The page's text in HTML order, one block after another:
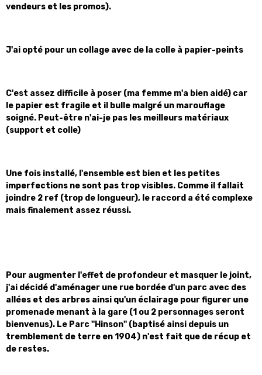
vendeurs et les promos).
J'ai opté pour un collage avec de la colle à papier-peints
C'est assez difficile à poser (ma femme m'a bien aidé) car
le papier est fragile et il bulle malgré un marouflage
soigné. Peut-être n'ai-je pas les meilleurs matériaux
(support et colle)
Une fois installé, l'ensemble est bien et les petites
imperfections ne sont pas trop visibles. Comme il fallait
joindre 2 ref (trop de longueur), le raccord a été complexe
mais finalement assez réussi.
Pour augmenter l'effet de profondeur et masquer le joint,
j'ai décidé d'aménager une rue bordée d'un parc avec des
allées et des arbres ainsi qu'un éclairage pour figurer une
promenade menant à la gare (1 ou 2 personnages seront
bienvenus). Le Parc "Hinson" (baptisé ainsi depuis un
tremblement de terre en 1904) n'est fait que de récup et
de restes.